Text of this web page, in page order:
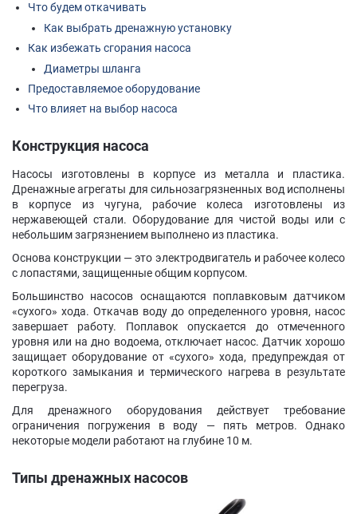
Что будем откачивать
Как выбрать дренажную установку
Как избежать сгорания насоса
Диаметры шланга
Предоставляемое оборудование
Что влияет на выбор насоса
Конструкция насоса
Насосы изготовлены в корпусе из металла и пластика.
Дренажные агрегаты для сильнозагрязненных вод исполнены
в корпусе из чугуна, рабочие колеса изготовлены из
нержавеющей стали. Оборудование для чистой воды или с
небольшим загрязнением выполнено из пластика.
Основа конструкции — это электродвигатель и рабочее колесо
с лопастями, защищенные общим корпусом.
Большинство насосов оснащаются поплавковым датчиком
«сухого» хода. Откачав воду до определенного уровня, насос
завершает работу. Поплавок опускается до отмеченного
уровня или на дно водоема, отключает насос. Датчик хорошо
защищает оборудование от «сухого» хода, предупреждая от
короткого замыкания и термического нагрева в результате
перегруза.
Для дренажного оборудования действует требование
ограничения погружения в воду — пять метров. Однако
некоторые модели работают на глубине 10 м.
Типы дренажных насосов